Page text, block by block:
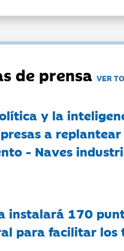
de prensaVER
y la
a
- Naves
instalará 170
para facilitar los